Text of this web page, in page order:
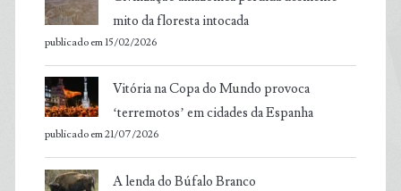
mito da floresta intocada
publicado em 15/02/2026
Vitória na Copa do Mundo provoca
‘terremotos’ em cidades da Espanha
publicado em 21/07/2026
A lenda do Búfalo Branco